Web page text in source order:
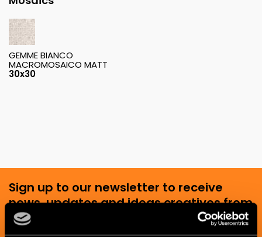
GEMME BIANCO
MACROMOSAICO MATT
30x30
Sign up to our newsletter to receive
news, updates and ideas creatives from
the world of ceramics and interior
design.